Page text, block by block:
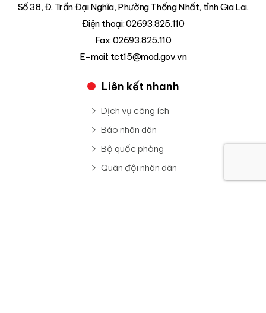
Số 38, Đ. Trần Đại Nghĩa, Phường Thống Nhất, tỉnh Gia Lai.
Điện thoại: 02693.825.110
Fax: 02693.825.110
E-mail: tct15@mod.gov.vn
Liên kết nhanh
Dịch vụ công ích
Báo nhân dân
Bộ quốc phòng
Quân đội nhân dân